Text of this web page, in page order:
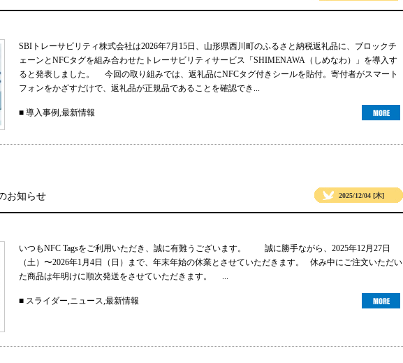
SBIトレーサビリティ株式会社は2026年7月15日、山形県西川町のふるさと納税返礼品に、ブロックチ
ェーンとNFCタグを組み合わせたトレーサビリティサービス「SHIMENAWA（しめなわ）」を導入す
ると発表しました。 今回の取り組みでは、返礼品にNFCタグ付きシールを貼付。寄付者がスマート
フォンをかざすだけで、返礼品が正規品であることを確認でき...
■ 導入事例,最新情報
お知らせ 2025/12/04 [木]
いつもNFC Tagsをご利用いただき、誠に有難うございます。 誠に勝手ながら、2025年12月27日
（土）〜2026年1月4日（日）まで、年末年始の休業とさせていただきます。 休み中にご注文いただい
た商品は年明けに順次発送をさせていただきます。 ...
■ スライダー,ニュース,最新情報